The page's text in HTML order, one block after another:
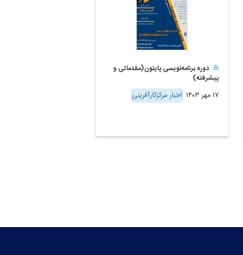
دوره برنامه‌نویسی پایتون(مقدماتی و
پیشرفته)
۱۷ مهر ۱۴۰۳ اخبار مرکزکارآفرینی